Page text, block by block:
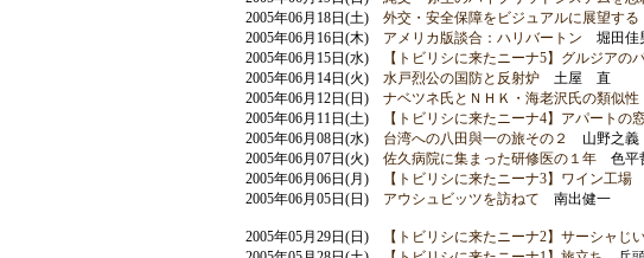
2005年06月18日(土) 外交・安全保障をビジュアルに展望する
2005年06月16日(木)
アメリカ版談合：ハリバートン 堀田佳
2005年06月15日(水)
【トビリシに来たニーナ5】グルジアの
2005年06月14日(火) 水戸烈公の国防と反射炉土屋 直
2005年06月12日(日) ナベツネ氏とＮＨＫ・海老沢氏の類似性
2005年06月11日(土)
【トビリシに来たニーナ4】アパートの
2005年06月08日(水)
台湾への八田與一の旅その２
山野之義
2005年06月07日(火) 佐久病院に集まった研修医の１年色平
2005年06月06日(月)
【トビリシに来たニーナ3】ワイン工場
2005年06月05日(日)
アウシュビッツを訪ねて 南出健一
2005年05月29日(日) 【トビリシに来たニーナ2】サーシャじ